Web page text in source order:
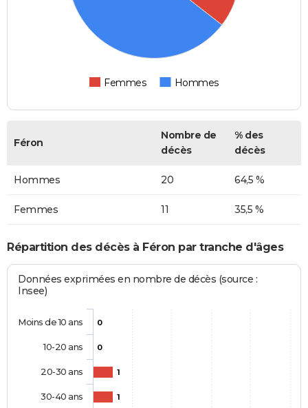
Femmes Hommes
Féron
Nombre de
décès
% des
décès
Hommes 20 64,5 %
Femmes 11 35,5 %
Répartition des décès à Féron par tranche d'âges
Données exprimées en nombre de décès (source :
Insee)
0
0
1
1
Moins de 10 ans
10-20 ans
20-30 ans
30-40 ans